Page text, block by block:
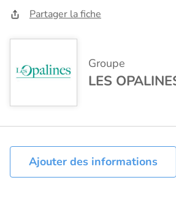
Partager la fiche
Groupe
LES
Ajouter des informations